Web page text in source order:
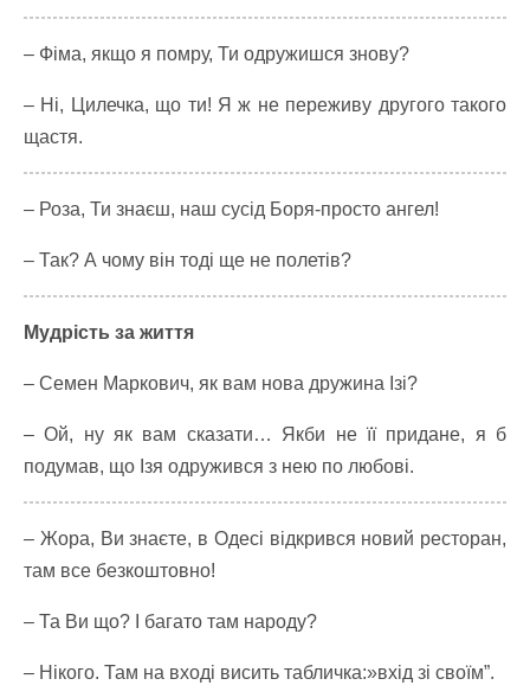
– Фіма, якщо я помру, Ти одружишся знову?
– Ні, Цилечка, що ти! Я ж не переживу другого такого
щастя.
– Роза, Ти знаєш, наш сусід Боря-просто ангел!
– Так? А чому він тоді ще не полетів?
Мудрість за життя
– Семен Маркович, як вам нова дружина Ізі?
– Ой, ну як вам сказати… Якби не її придане, я б
подумав, що Ізя одружився з нею по любові.
– Жора, Ви знаєте, в Одесі відкрився новий ресторан,
там все безкоштовно!
– Та Ви що? І багато там народу?
– Нікого. Там на вході висить табличка:»вхід зі своїм”.